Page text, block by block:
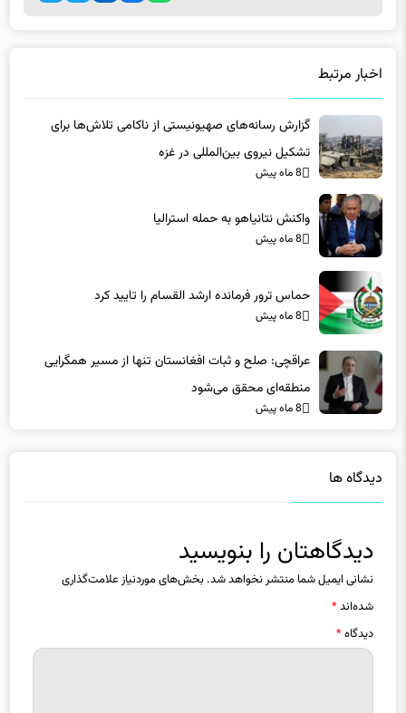
اخبار مرتبط
گزارش رسانه‌های صهیونیستی از ناکامی تلاش‌ها برای
تشکیل نیروی بین‌المللی در غزه
8 ماه پیش
واکنش نتانیاهو به حمله استرالیا
8 ماه پیش
حماس ترور فرمانده ارشد القسام را تایید کرد
8 ماه پیش
عراقچی: صلح و ثبات افغانستان تنها از مسیر همگرایی
منطقه‌ای محقق می‌شود
8 ماه پیش
دیدگاه ها
دیدگاهتان را بنویسید
نشانی ایمیل شما منتشر نخواهد شد. بخش‌های موردنیاز علامت‌گذاری
شده‌اند*
دیدگاه*